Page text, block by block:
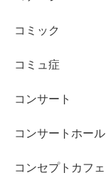
コミック
コミュ症
コンサート
コンサートホール
コンセプトカフェ